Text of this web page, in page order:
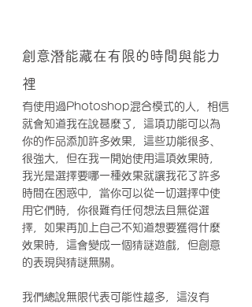
創意潛能藏在有限的時間與能力
裡
有使用過Photoshop混合模式的人，相信
就會知道我在說甚麼了，這項功能可以為
你的作品添加許多效果，這些功能很多、
很強大，但在我一開始使用這項效果時，
我光是選擇要哪一種效果就讓我花了許多
時間在困惑中，當你可以從一切選擇中使
用它們時，你很難有任何想法且無從選
擇，如果再加上自己不知道想要獲得什麼
效果時，這會變成一個猜謎遊戲，但創意
的表現與猜謎無關。
我們總說無限代表可能性越多，這沒有